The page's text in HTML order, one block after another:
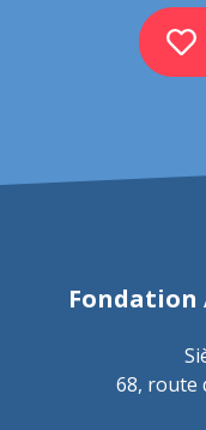
Fondation
68, route